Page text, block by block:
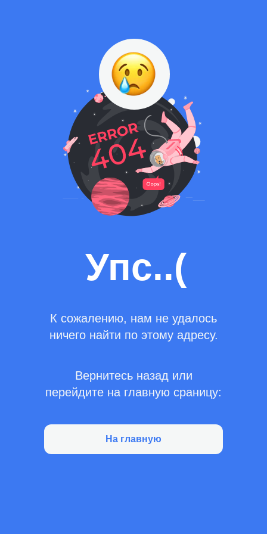
Упс..(
К сожалению, нам не удалось
ничего найти по этому адресу.
Вернитесь назад или
перейдите на главную сраницу:
На главную